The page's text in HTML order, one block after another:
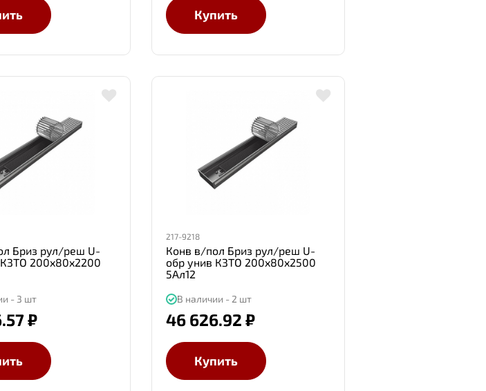
Купить
Бриз рул/реш U-
200x80x2200
- 3 шт
₽
217-9218
Конв в/пол Бриз рул/реш U-
обр унив КЗТО 200x80x2500
5Ал12
В наличии - 2 шт
46 626.92 ₽
Купить